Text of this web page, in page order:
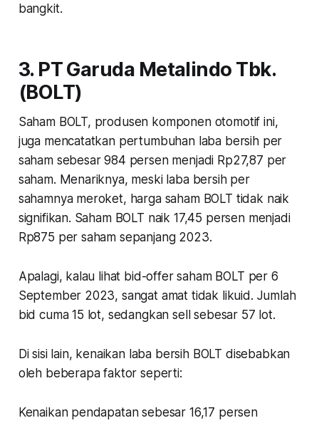
bangkit.
3. PT Garuda Metalindo Tbk.
(BOLT)
Saham BOLT, produsen komponen otomotif ini,
juga mencatatkan pertumbuhan laba bersih per
saham sebesar 984 persen menjadi Rp27,87 per
saham. Menariknya, meski laba bersih per
sahamnya meroket, harga saham BOLT tidak naik
signifikan. Saham BOLT naik 17,45 persen menjadi
Rp875 per saham sepanjang 2023.
Apalagi, kalau lihat bid-offer saham BOLT per 6
September 2023, sangat amat tidak likuid. Jumlah
bid cuma 15 lot, sedangkan sell sebesar 57 lot.
Di sisi lain, kenaikan laba bersih BOLT disebabkan
oleh beberapa faktor seperti:
Kenaikan pendapatan sebesar 16,17 persen